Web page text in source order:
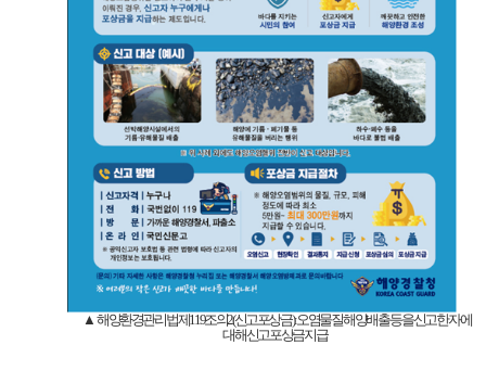
▲해양환경관리법 제119조의2(신고포상금) :오염물질 해양배출 등을 신고한 자에
대해 신고포상금 지급